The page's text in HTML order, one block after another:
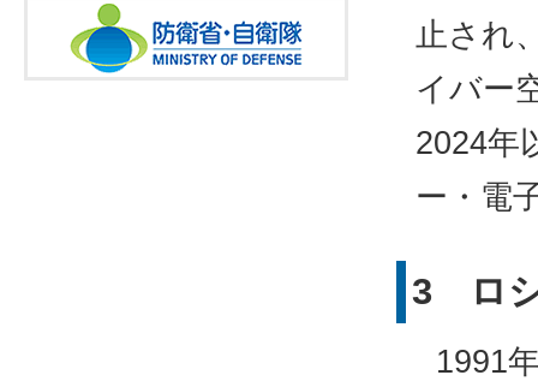
止され
イバー
2024年
ー・電
3 ロ
1991